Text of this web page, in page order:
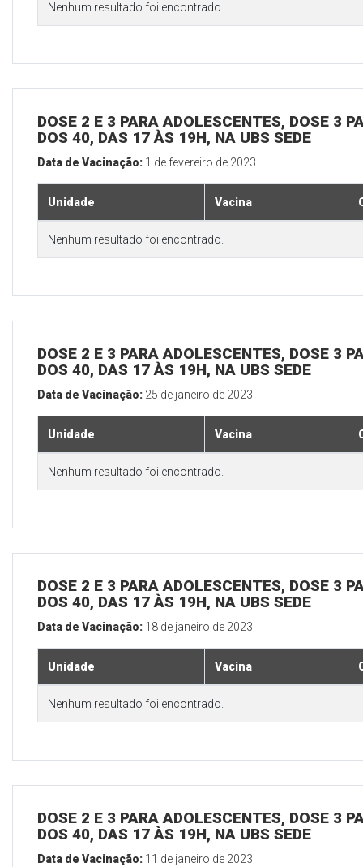
Nenhum resultado foi encontrado.
DOSE 2 E 3 PARA ADOLESCENTES, DOSE 3
DOS 40, DAS 17 ÀS 19H, NA UBS SEDE
Data de Vacinação: 1 de fevereiro de 2023
Unidade Vacina
Nenhum resultado foi encontrado.
DOSE 2 E 3 PARA ADOLESCENTES, DOSE 3
DOS 40, DAS 17 ÀS 19H, NA UBS SEDE
Data de Vacinação: 25 de janeiro de 2023
Unidade Vacina
Nenhum resultado foi encontrado.
DOSE 2 E 3 PARA ADOLESCENTES, DOSE 3
DOS 40, DAS 17 ÀS 19H, NA UBS SEDE
Data de Vacinação: 18 de janeiro de 2023
Unidade Vacina
Nenhum resultado foi encontrado.
DOSE 2 E 3 PARA ADOLESCENTES, DOSE 3
DOS 40, DAS 17 ÀS 19H, NA UBS SEDE
Data de Vacinação: 11 de janeiro de 2023